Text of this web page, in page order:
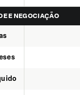
E NEGOCIAÇÃO